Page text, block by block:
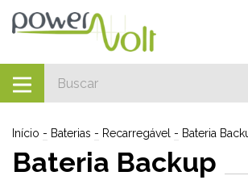
Início - Baterias - Recarregável - Bateria
Bateria Backup